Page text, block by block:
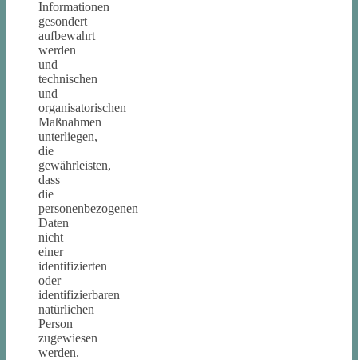
Informationen
gesondert
aufbewahrt
werden
und
technischen
und
organisatorischen
Maßnahmen
unterliegen,
die
gewährleisten,
dass
die
personenbezogenen
Daten
nicht
einer
identifizierten
oder
identifizierbaren
natürlichen
Person
zugewiesen
werden.